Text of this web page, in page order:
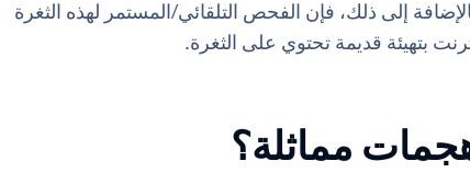
إلى ذلك، فإن الفحص التلقائي/المستمر لهذه الثغرة
بتهيئة قديمة تحتوي على الثغرة.
مماثلة؟